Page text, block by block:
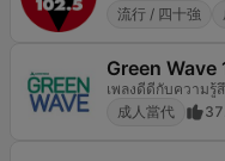
流行 / 四十強
Green Wave
เพลงดีดีกับความรู้
成人當代